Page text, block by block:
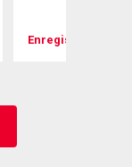
Enregistrer